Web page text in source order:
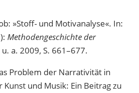
»Stoff- und Motivanalyse«. In:
Methodengeschichte der
a. 2009, S. 661–677.
Problem der Narrativität in
und Musik: Ein Beitrag zu